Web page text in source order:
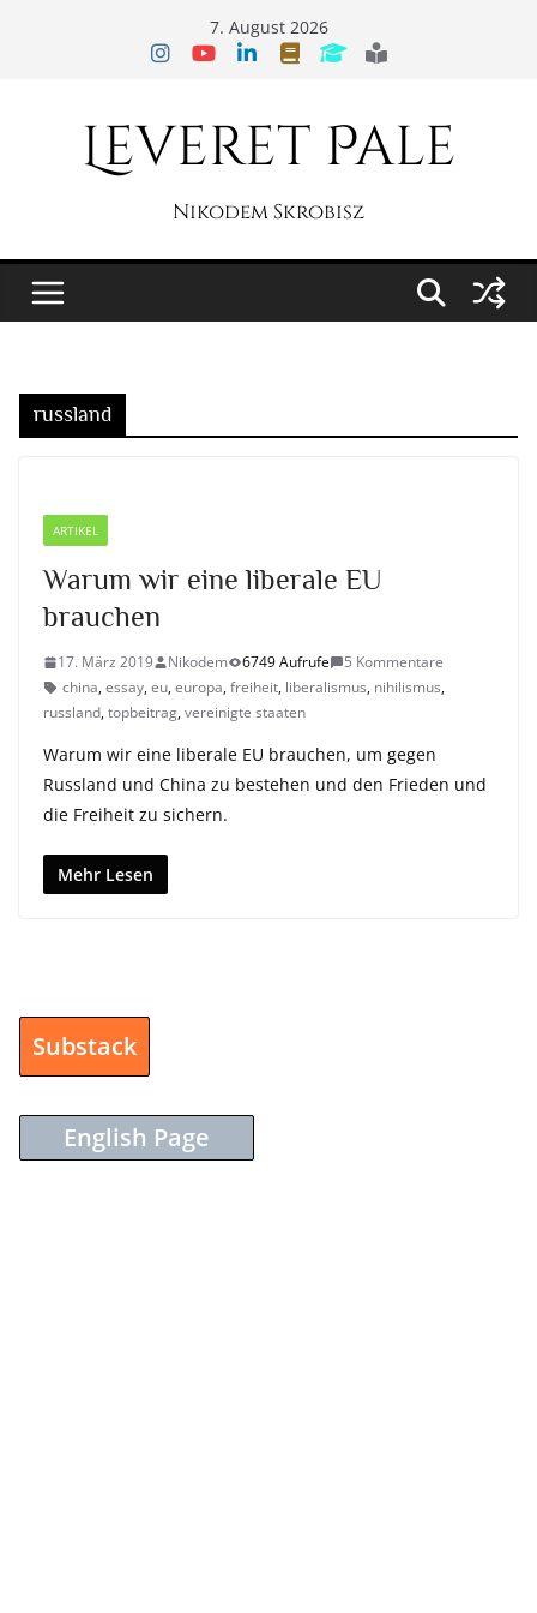
7. August 2026
Leveret Pale
Nikodem Skrobisz
russland
ARTIKEL
Warum wir eine liberale EU
brauchen
17. März 2019 Nikodem 6749 Aufrufe
5 Kommentare
china,essay,eu,europa,freiheit, liberalismus, nihilismus,
russland,topbeitrag,vereinigte staaten
Warum wir eine liberale EU brauchen, um gegen
Russland und China zu bestehen und den Frieden und
die Freiheit zu sichern.
Mehr Lesen
Substack
English Page